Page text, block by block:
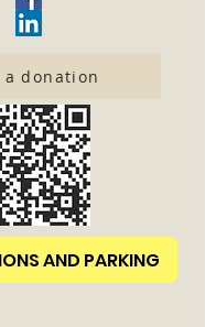
a donation
AND PARKING